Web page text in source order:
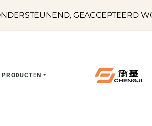
GEACCEPTEERD
PRODUCTEN